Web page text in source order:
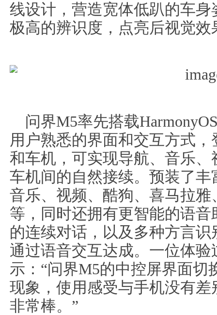
线设计，营造宽体低趴的车
极高的辨识度，点亮后视觉效
问界M5率先搭载
用户熟悉的界面和交互方式
和车机，可实现导航、音乐
车机间的自然接续。预装了
音乐、视频、酷狗、喜马拉
等，同时还拥有更智能的语
的连续对话，以及多种方言
通过语音交互达成。一位体
示：“问界M5的中控屏界面
现象，使用感受与手机没有
非常棒。”